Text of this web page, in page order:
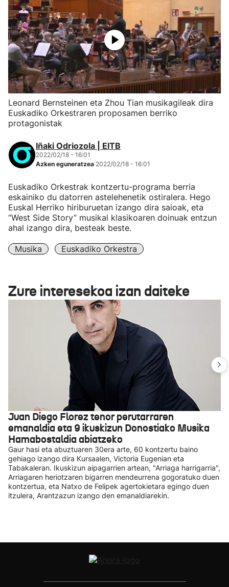
Leonard Bernsteinen eta Zhou Tian musikagileak dira
Euskadiko Orkestraren proposamen berriko
protagonistak
Iñaki Odriozola | EITB
2022/02/18 - 16:01
Azken eguneratzea 2022/02/18 - 16:01
Euskadiko Orkestrak kontzertu-programa berria
eskainiko du datorren astelehenetik ostiralera. Hego
Euskal Herriko hiriburuetan izango dira saioak, eta
“West Side Story” musikal klasikoaren doinuak entzun
ahal izango dira, besteak beste.
Musika Euskadiko Orkestra
Zure interesekoa izan daiteke
Juan Diego Florez tenor perutarraren
emanaldia eta 9 ikuskizun Donostiako Musika
Hamabostaldia abiatzeko
Gaur hasi eta abuztuaren 30era arte, 60 kontzertu baino
gehiago izango dira Kursaalen, Victoria Eugenian eta
Tabakaleran. Ikuskizun aipagarrien artean, "Arriaga harrigarria",
Arriagaren heriotzaren bigarren mendeurrena gogoratuko duen
kontzertua, eta Natxo de Felipek agertokietara egingo duen
itzulera, Arantzazun izango den emanaldiarekin.